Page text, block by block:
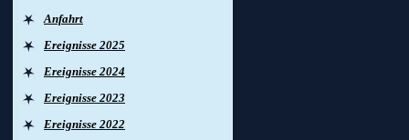
Anfahrt
Ereignisse 2025
Ereignisse 2024
Ereignisse 2023
Ereignisse 2022